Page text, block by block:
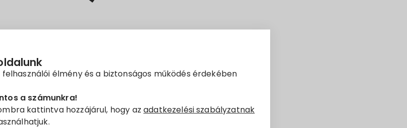
élmény és a biztonságos működés érdekében
a számunkra!
kattintva hozzájárul, hogy azadatkezelési szabályzatnak